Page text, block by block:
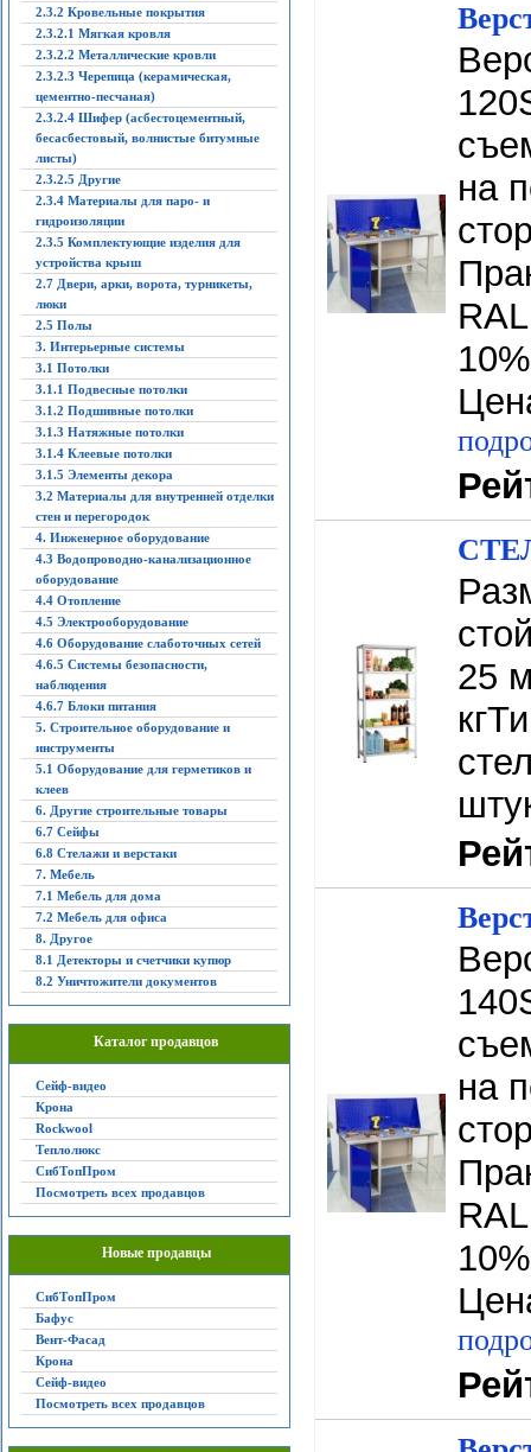
2.3.2 Кровельные покрытия
2.3.2.1 Мягкая кровля
2.3.2.2 Металлические кровли
2.3.2.3 Черепица (керамическая,
цементно-песчаная)
2.3.2.4 Шифер (асбестоцементный,
бесасбестовый, волнистые битумные
листы)
2.3.2.5 Другие
2.3.4 Материалы для паро- и
гидроизоляции
2.3.5 Комплектующие изделия для
устройства крыш
2.7 Двери, арки, ворота, турникеты,
люки
2.5 Полы
3. Интерьерные системы
3.1 Потолки
3.1.1 Подвесные потолки
3.1.2 Подшивные потолки
3.1.3 Натяжные потолки
3.1.4 Клеевые потолки
3.1.5 Элементы декора
3.2 Материалы для внутренней отделки
стен и перегородок
4. Инженерное оборудование
4.3 Водопроводно-канализационное
оборудование
4.4 Отопление
4.5 Электрооборудование
4.6 Оборудование слаботочных сетей
4.6.5 Системы безопасности,
наблюдения
4.6.7 Блоки питания
5. Строительное оборудование и
инструменты
5.1 Оборудование для герметиков и
клеев
6. Другие строительные товары
6.7 Сейфы
6.8 Стелажи и верстаки
7. Мебель
7.1 Мебель для дома
7.2 Мебель для офиса
8. Другое
8.1 Детекторы и счетчики купюр
8.2 Уничтожители документов
Каталог продавцов
Сейф-видео
Крона
Rockwool
Теплолюкс
СибТопПром
Посмотреть всех продавцов
Новые продавцы
СибТопПром
Бафус
Вент-Фасад
Крона
Сейф-видео
Посмотреть всех продавцов
на
25
на